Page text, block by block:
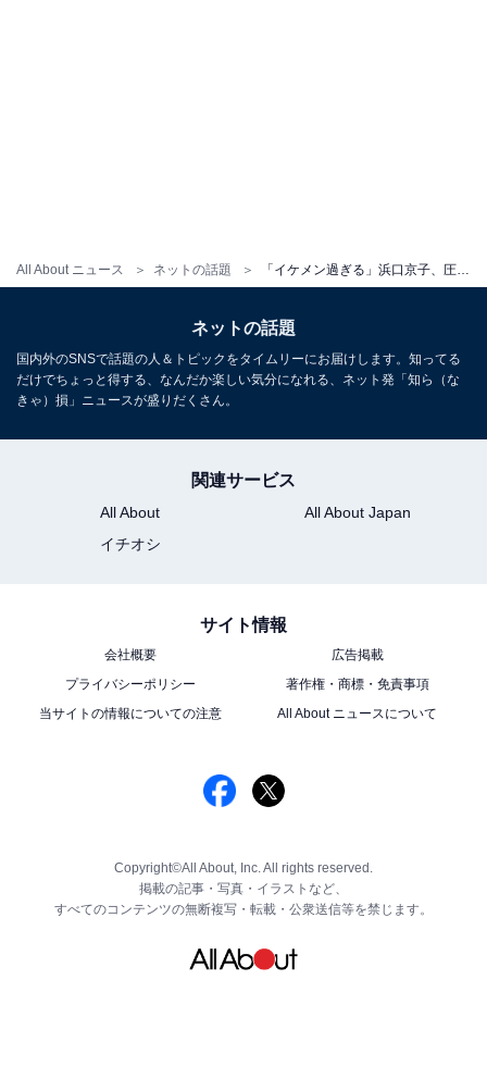
All About ニュース ネットの話題
ネットの話題
国内外のSNSで話題の人＆トピックをタイムリーにお届けします。知ってる
だけでちょっと得する、なんだか楽しい気分になれる、ネット発「知ら（な
きゃ）損」ニュースが盛りだくさん。
関連サービス
All About
All About Japan
イチオシ
サイト情報
会社概要
広告掲載
プライバシーポリシー
著作権・商標・免責事項
当サイトの情報についての注意
All About ニュースについて
Copyright©All About, Inc. All rights reserved.
掲載の記事・写真・イラストなど、
すべてのコンテンツの無断複写・転載・公衆送信等を禁じます。